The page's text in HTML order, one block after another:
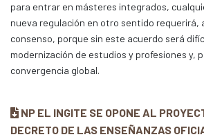
para entrar en másteres integrados,
nueva regulación en otro sentido requerirá,
consenso, porque sin este acuerdo será
modernización de estudios y profesiones y,
convergencia global.
NP EL INGITE SE OPONE AL
DECRETO DE LAS ENSEÑANZAS